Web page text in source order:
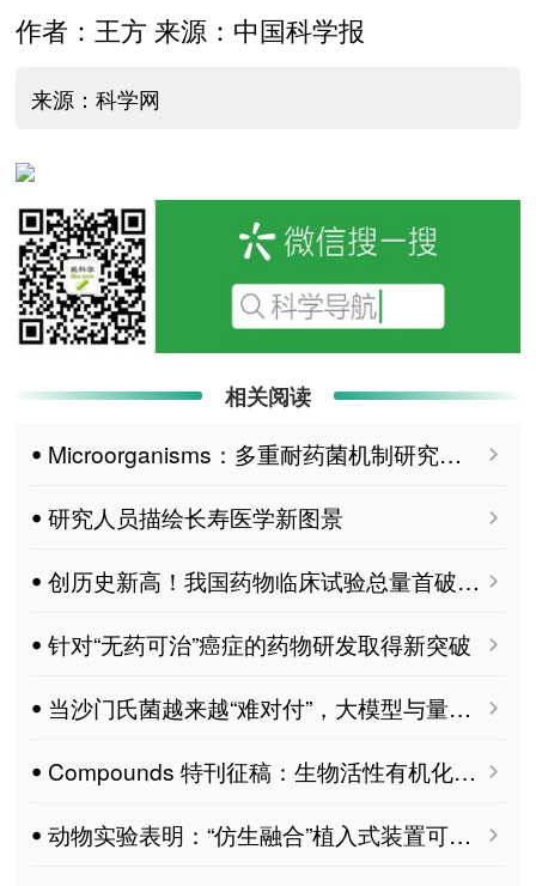
作者：王方 来源：中国科学报
来源：科学网
相关阅读
ꔷ Microorganisms：多重耐药菌机制研究进展 MDPI 特刊征稿
ꔷ 研究人员描绘长寿医学新图景
ꔷ 创历史新高！我国药物临床试验总量首破5000项
ꔷ 针对“无药可治”癌症的药物研发取得新突破
ꔷ 当沙门氏菌越来越“难对付”，大模型与量子计算如何识别它的耐药倾向？
ꔷ Compounds 特刊征稿：生物活性有机化合物
ꔷ 动物实验表明：“仿生融合”植入式装置可降低血压